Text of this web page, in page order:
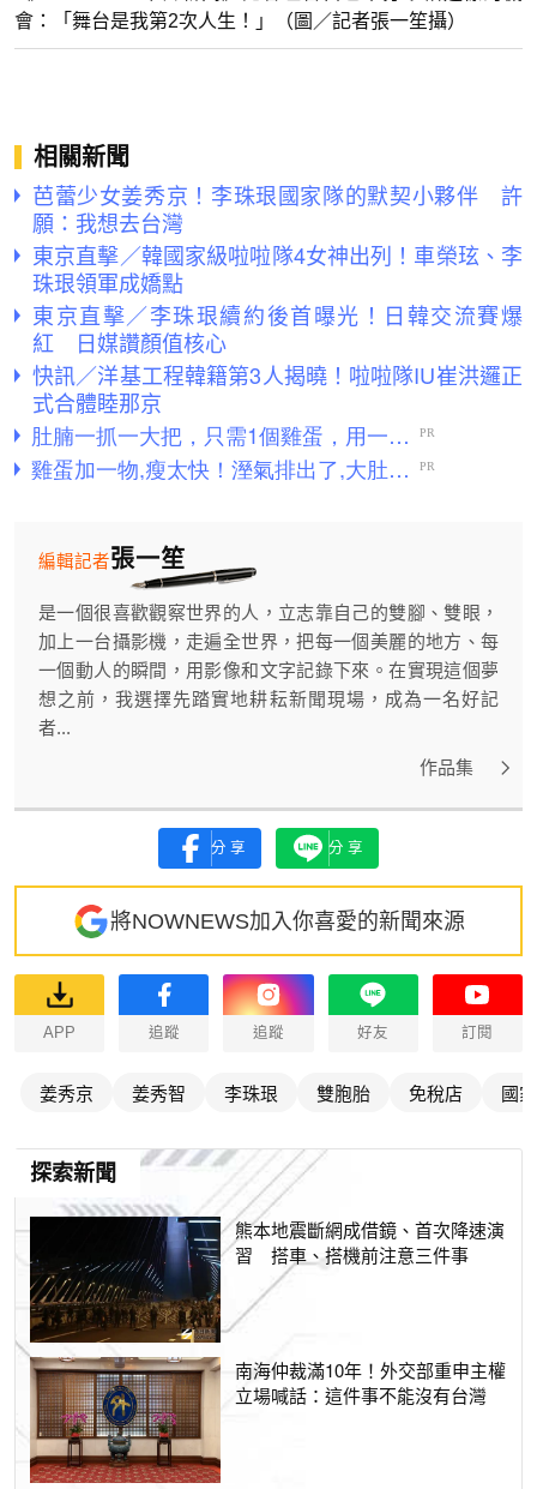
會：「舞台是我第2次人生！」（圖／記者張一笙攝）
相關新聞
芭蕾少女姜秀京！李珠珢國家隊的默契小夥伴 許
願：我想去台灣
東京直擊／韓國家級啦啦隊4女神出列！車榮玹、李
珠珢領軍成嬌點
東京直擊／李珠珢續約後首曝光！日韓交流賽爆
紅 日媒讚顏值核心
快訊／洋基工程韓籍第3人揭曉！啦啦隊IU崔洪邏正
式合體睦那京
張一笙
編輯記者
是一個很喜歡觀察世界的人，立志靠自己的雙腳、雙眼，
加上一台攝影機，走遍全世界，把每一個美麗的地方、每
一個動人的瞬間，用影像和文字記錄下來。在實現這個夢
想之前，我選擇先踏實地耕耘新聞現場，成為一名好記
者...
作品集
分享 分享
將NOWNEWS加入你喜愛的新聞來源
APP 追蹤 追蹤 好友 訂閱
姜秀京 姜秀智 李珠珢 雙胞胎 免稅店 國
探索新聞
熊本地震斷網成借鏡、首次降速演
習 搭車、搭機前注意三件事
南海仲裁滿10年！外交部重申主權
立場喊話：這件事不能沒有台灣